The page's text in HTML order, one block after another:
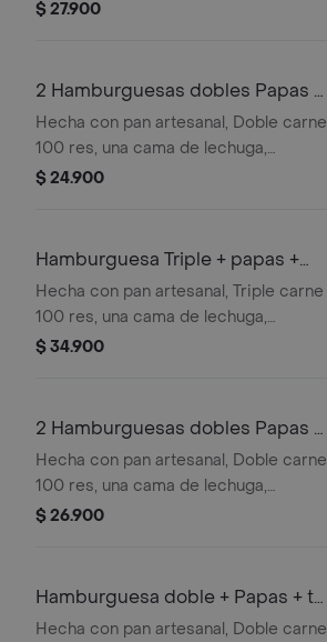
tomate, cebolla caramelizada,
casa, acompañado de papas a la
francesa y Quatro.
$ 27.900
2 Hamburguesas dobles Papas 2
Te helado
Hecha con pan artesanal, Doble carne
100 res, una cama de lechuga,
tomate, cebolla caramelizada,
casa, acompañado de papas a la
francesa y te helado
$ 24.900
Hamburguesa Triple + papas +
Quatro
Hecha con pan artesanal, Triple carne
100 res, una cama de lechuga,
tomate, cebolla caramelizada,
$ 34.900
2 Hamburguesas dobles Papas 2
Coca colas
Hecha con pan artesanal, Doble carne
100 res, una cama de lechuga,
tomate, cebolla caramelizada,
casa, acompañado de papas a la
francesa y Coca cola
$ 26.900
Hamburguesa doble + Papas + te
helado
Hecha con pan artesanal, Doble carne